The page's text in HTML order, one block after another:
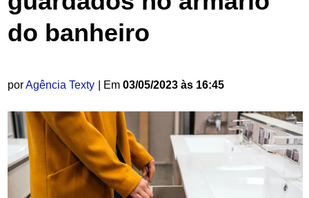
do banheiro
porAgência Texty | Em 03/05/2023 às 16:45